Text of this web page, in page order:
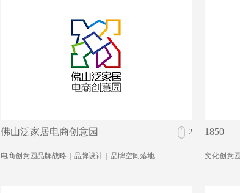
2
佛山泛家居电商创意园
电商创意园品牌战略｜品牌设计｜品牌空间落地
1850
文化创意